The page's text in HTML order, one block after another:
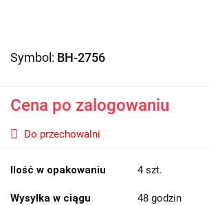
Symbol: BH-2756
Cena po zalogowaniu
Do przechowalni
Ilość w opakowaniu 4 szt.
Wysyłka w ciągu 48 godzin